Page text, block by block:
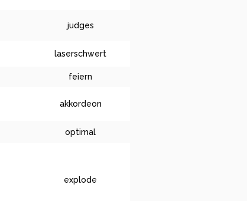
judges
laserschwert
feiern
akkordeon
optimal
explode